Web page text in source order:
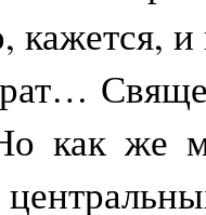
кажется,
как же